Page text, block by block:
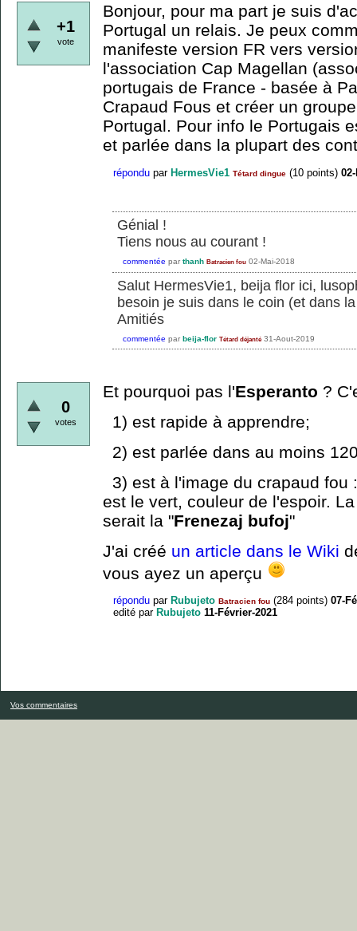
+1
vote
Bonjour, pour ma part je suis
Portugal un relais. Je peux
manifeste version FR vers
l'association Cap Magellan
portugais de France - basée à
Crapaud Fous et créer un
Portugal. Pour info le Portugais
et parlée dans la plupart des
répondu par HermesVie1 Tétard dingue (10 points)
Génial !
Tiens nous au courant !
commentée par thanh Batracien fou 02-Mai-2018
Salut HermesVie1, beija flor ici,
besoin je suis dans le coin (et dans
Amitiés
commentée par beija-flor Tétard déjanté 31-Aout-2019
0
votes
Et pourquoi pas l'Esperanto ?
1) est rapide à apprendre;
2) est parlée dans au moins
3) est à l'image du crapaud fou
est le vert, couleur de l'espoir.
serait la "Frenezaj bufoj"
J'ai créé un article dans le Wiki
vous ayez un aperçu
répondu par Rubujeto Batracien fou (284 points) 07-
edité par Rubujeto 11-Février-2021
Vos commentaires